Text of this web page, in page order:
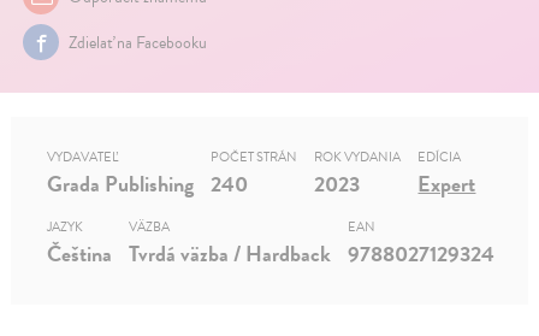
Zdielať na Facebooku
VYDAVATEĽ
Grada Publishing
POČET STRÁN
240
ROK VYDANIA
2023
EDÍCIA
Expert
JAZYK
Čeština
VÄZBA
Tvrdá väzba / Hardback
EAN
9788027129324